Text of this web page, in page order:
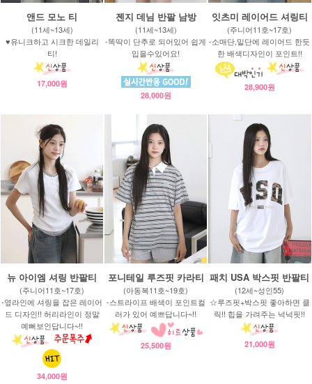
앤드 모노 티
(11세~13세)
♥유니크하고 시크한 데일리
티!
17,000원
젠지 데님 반팔 남방
(11세~13세)
-똑딱이 단추로 되어있어 쉽게
입을수있어요!
28,000원
잇츠미 레이어드 셔링티
(주니어11호~17호)
-소매단,밑단에 레이어드 한듯
한 배색디자인이 포인트!!
28,900원
뉴 아이엠 셔링 반팔티
(주니어11호~17호)
-옆라인에 셔링을 잡은 레이어
드 디자인!! 허리라인이 정말
예뻐보인답니다~!!
34,000원
포니테일 루즈핏 카라티
(아동복11호~19호)
-스트라이프 배색이 포인트컬
러가 있어 예쁘답니다~!!
25,500원
패치 USA 박스핏 반팔티
(12세~성인55)
☆루즈핏+박스핏 좋아하면 클
릭!! 힙을 가려주는 넉넉핏!!
21,000원